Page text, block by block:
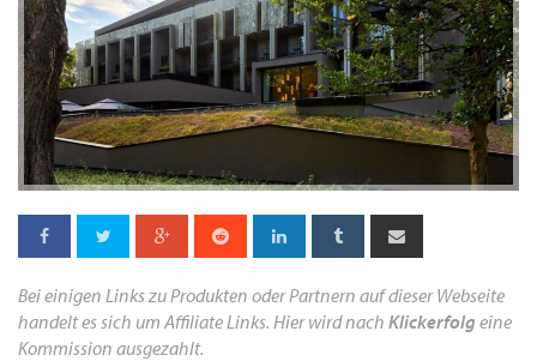
Bei einigen Links zu Produkten oder Partnern auf dieser Webseite
handelt es sich um Affiliate Links. Hier wird nach Klickerfolg eine
Kommission ausgezahlt.